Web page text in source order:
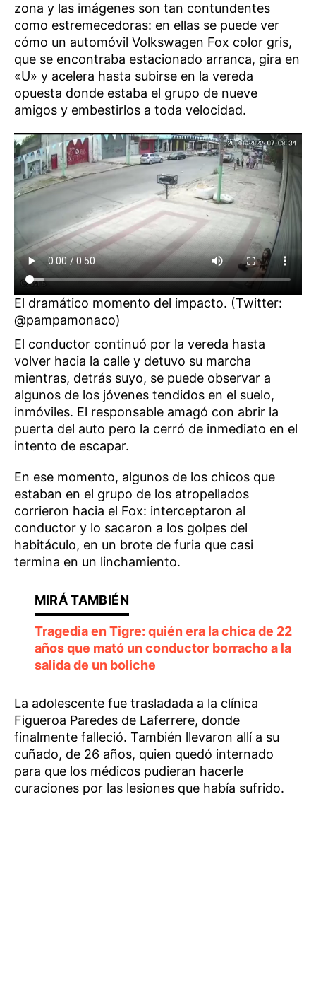
zona y las imágenes son tan contundentes
como estremecedoras: en ellas se puede ver
cómo un automóvil Volkswagen Fox color gris,
que se encontraba estacionado arranca, gira en
«U» y acelera hasta subirse en la vereda
opuesta donde estaba el grupo de nueve
amigos y embestirlos a toda velocidad.
El dramático momento del impacto. (Twitter:
@pampamonaco)
El conductor continuó por la vereda hasta
volver hacia la calle y detuvo su marcha
mientras, detrás suyo, se puede observar a
algunos de los jóvenes tendidos en el suelo,
inmóviles. El responsable amagó con abrir la
puerta del auto pero la cerró de inmediato en el
intento de escapar.
En ese momento, algunos de los chicos que
estaban en el grupo de los atropellados
corrieron hacia el Fox: interceptaron al
conductor y lo sacaron a los golpes del
habitáculo, en un brote de furia que casi
termina en un linchamiento.
Tragedia en Tigre: quién era la chica de 22
años que mató un conductor borracho a la
salida de un boliche
La adolescente fue trasladada a la clínica
Figueroa Paredes de Laferrere, donde
finalmente falleció. También llevaron allí a su
cuñado, de 26 años, quien quedó internado
para que los médicos pudieran hacerle
curaciones por las lesiones que había sufrido.